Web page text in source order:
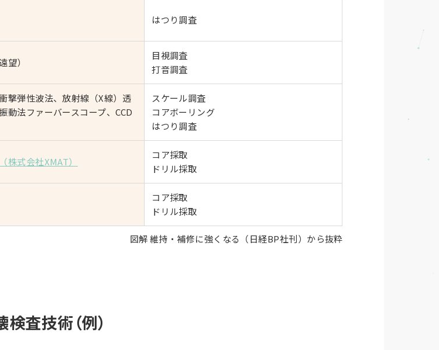
はつり調査
望）
目視調査
打音調査
撃弾性波法、放射線（X線）透
動法ファーバースコープ、CCD
スケール調査
コアボーリング
はつり調査
株式会社XMAT）
コア採取
ドリル採取
コア採取
ドリル採取
図解 維持・補修に強くなる（日経BP社刊）から抜粋
査技術（例）